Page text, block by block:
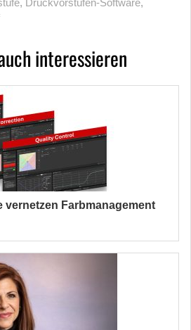
, Druckvorstufen-Software,
interessieren
vernetzen Farbmanagement